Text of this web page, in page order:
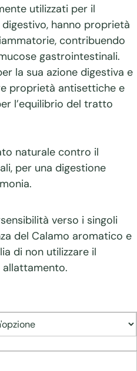
utilizzati per il
hanno proprietà
contribuendo
gastrointestinali.
la sua azione digestiva e
proprietà antisettiche e
l’equilibrio del tratto
naturale contro il
per una digestione
verso i singoli
del Calamo aromatico e
di non utilizzare il